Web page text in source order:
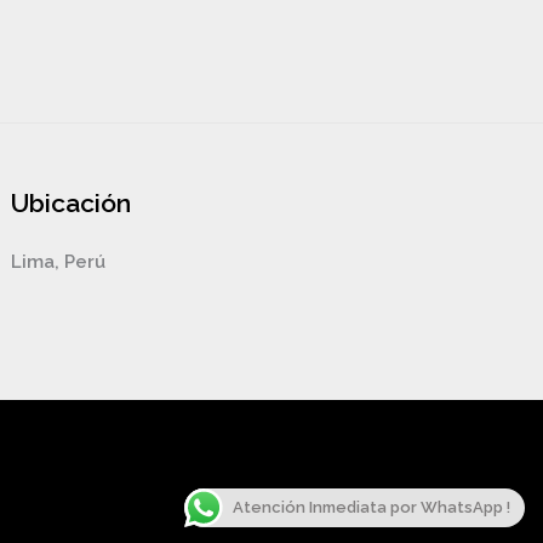
Ubicación
Lima, Perú
Atención Inmediata por WhatsApp !